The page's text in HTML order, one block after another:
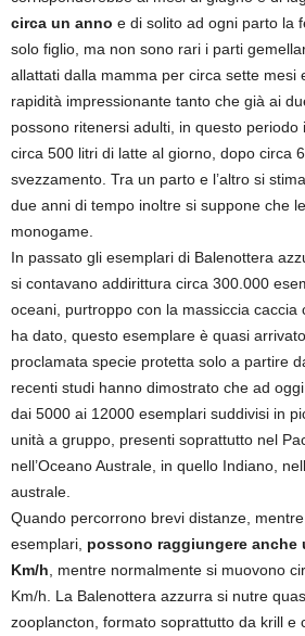
circa un anno e di solito ad ogni parto la
solo figlio, ma non sono rari i parti
allattati dalla mamma per circa sette mesi
rapidità impressionante tanto che già ai
possono ritenersi adulti, in questo periodo
circa 500 litri di latte al giorno, dopo circa
svezzamento. Tra un parto e l’altro si
due anni di tempo inoltre si suppone che
monogame.
In passato gli esemplari di Balenottera
si contavano addirittura circa 300.000
oceani, purtroppo con la massiccia caccia
ha dato, questo esemplare è quasi
proclamata specie protetta solo a partire
recenti studi hanno dimostrato che ad
dai 5000 ai 12000 esemplari suddivisi in
unità a gruppo, presenti soprattutto nel
nell’Oceano Australe, in quello Indiano,
australe.
Quando percorrono brevi distanze,
esemplari, possono raggiungere anche
Km/h , mentre normalmente si muovono
Km/h. La Balenottera azzurra si nutre
zooplancton, formato soprattutto da krill e